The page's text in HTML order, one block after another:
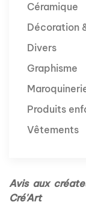
Céramique
Décoration
Divers
Graphisme
Produits
Vêtements
Avis aux
Cré'Art